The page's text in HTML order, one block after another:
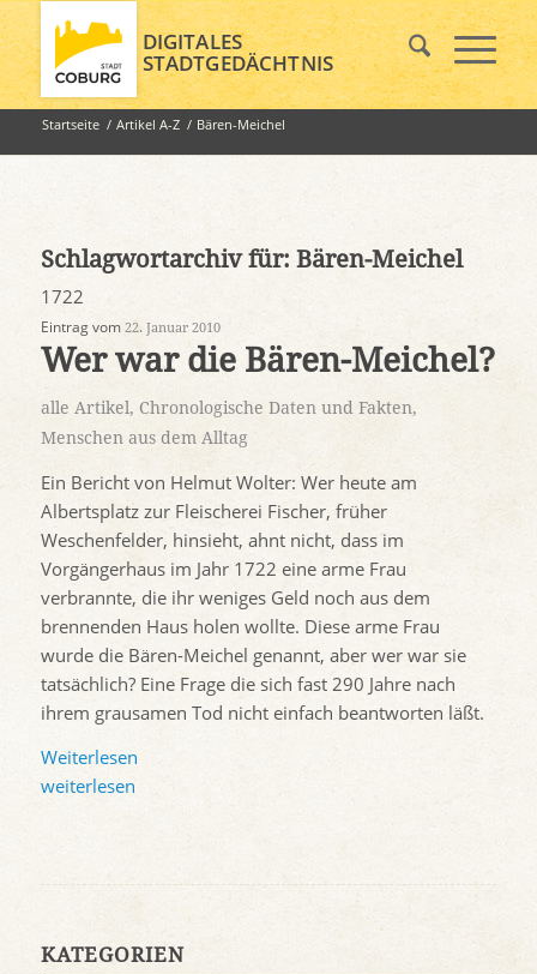
DIGITALES
STADTGEDÄCHTNIS
Startseite / Artikel A-Z / Bären-Meichel
Schlagwortarchiv für: Bären-Meichel
1722
Eintrag vom 22. Januar 2010
Wer war die Bären-Meichel?
alle Artikel, Chronologische Daten und Fakten,
Menschen aus dem Alltag
Ein Bericht von Helmut Wolter: Wer heute am
Albertsplatz zur Fleischerei Fischer, früher
Weschenfelder, hinsieht, ahnt nicht, dass im
Vorgängerhaus im Jahr 1722 eine arme Frau
verbrannte, die ihr weniges Geld noch aus dem
brennenden Haus holen wollte. Diese arme Frau
wurde die Bären-Meichel genannt, aber wer war sie
tatsächlich? Eine Frage die sich fast 290 Jahre nach
ihrem grausamen Tod nicht einfach beantworten läßt.
Weiterlesen
weiterlesen
KATEGORIEN